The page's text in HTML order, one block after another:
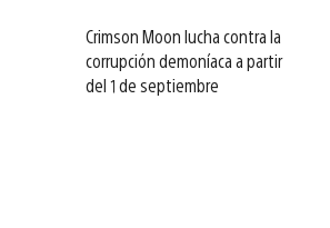
Crimson Moon lucha contra la
corrupción demoníaca a partir
del 1 de septiembre